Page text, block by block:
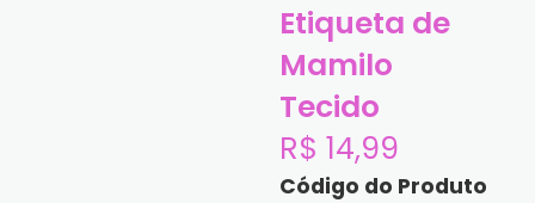
Etiqueta de
Mamilo
Tecido
R$ 14,99
Código do Produto